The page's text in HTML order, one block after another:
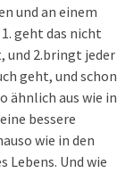
und an einem
geht das nicht
und 2.bringt jeder
geht, und schon
ähnlich aus wie in
bessere
wie in den
Lebens. Und wie